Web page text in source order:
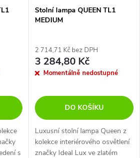
s
Stolní lampa QUEEN TL1
MEDIUM
2 714,71 Kč bez DPH
3 284,80 Kč
Momentálně nedostupné
DO KOŠÍKU
Luxusní stolní lampa Queen z
kolekce interiérového osvětlení
značky Ideal Lux ve zlatém